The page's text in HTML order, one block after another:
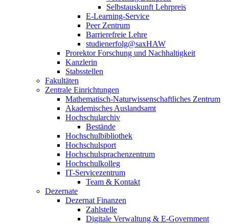
Selbstauskunft Lehrpreis
E-Learning-Service
Peer Zentrum
Barrierefreie Lehre
studienerfolg@saxHAW
Prorektor Forschung und Nachhaltigkeit
Kanzlerin
Stabsstellen
Fakultäten
Zentrale Einrichtungen
Mathematisch-Naturwissenschaftliches Zentrum
Akademisches Auslandsamt
Hochschularchiv
Bestände
Hochschulbibliothek
Hochschulsport
Hochschulsprachenzentrum
Hochschulkolleg
IT-Servicezentrum
Team & Kontakt
Dezernate
Dezernat Finanzen
Zahlstelle
Digitale Verwaltung & E-Government